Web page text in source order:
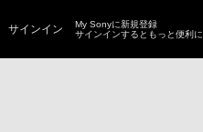
サインイン
My Sonyに新規登録
サインインするともっと便利に